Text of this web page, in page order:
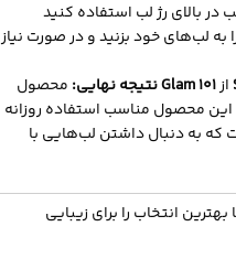
به لب‌های خود بزنید و در صورت نیاز
نتیجه نهایی:Glam 101
محصول مناسب استفاده روزانه
به دنبال داشتن لب‌هایی با
انتخاب را برای زیبایی